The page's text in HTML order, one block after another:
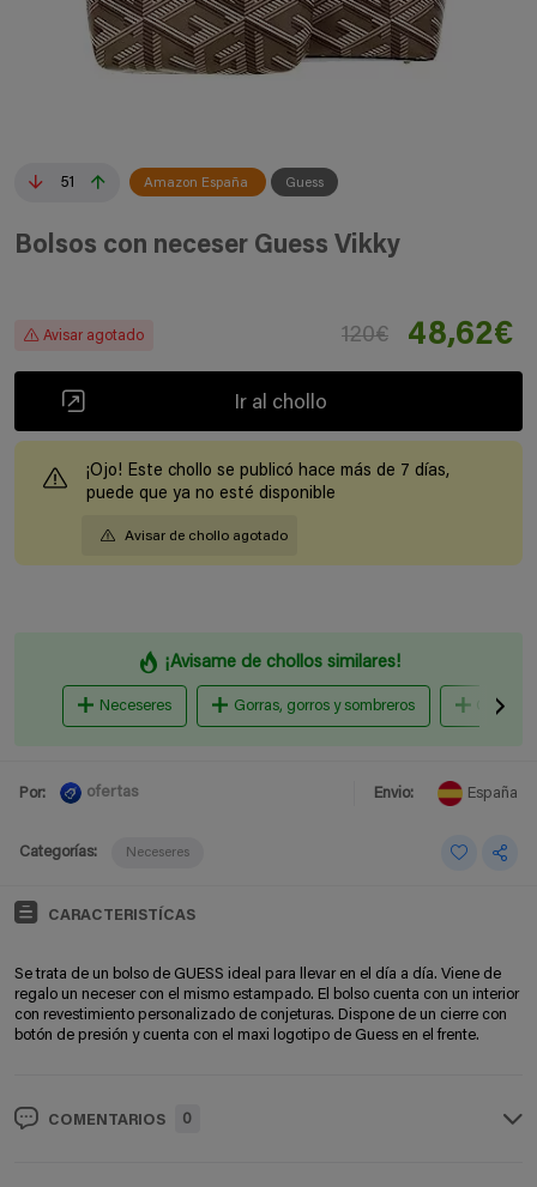
51 Amazon España Guess
Bolsos con neceser Guess Vikky
Avisar agotado 120€ 48,62€
Ir al chollo
¡Ojo! Este chollo se publicó hace más de 7 días,
puede que ya no esté disponible
Avisar de chollo agotado
¡Avisame de chollos similares!
Neceseres Gorras, gorros y sombreros Gafas
Por: ofertas Envio: España
Categorías: Neceseres
CARACTERISTÍCAS
Se trata de un bolso de GUESS ideal para llevar en el día a día. Viene de
regalo un neceser con el mismo estampado. El bolso cuenta con un interior
con revestimiento personalizado de conjeturas. Dispone de un cierre con
botón de presión y cuenta con el maxi logotipo de Guess en el frente.
COMENTARIOS 0